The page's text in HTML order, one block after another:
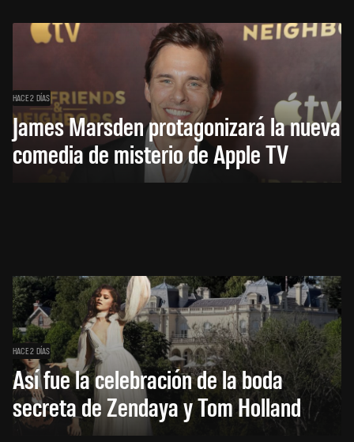
HACE 2 DÍAS
James Marsden protagonizará la nueva
comedia de misterio de Apple TV
HACE 2 DÍAS
Así fue la celebración de la boda
secreta de Zendaya y Tom Holland